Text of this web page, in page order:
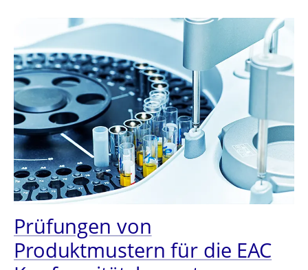
Prüfungen von
Produktmustern für die EAC